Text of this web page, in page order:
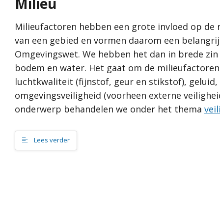
Proces
Rol van de gemeente
Relatie met andere visies
Contact
Waarden
DNA van
Water
Natuur en
Ambities
Milieufactoren hebben een grote invloed op
van een gebied en vormen daarom een
Omgevingswet. We hebben het dan in brede
bodem en water. Het gaat om de
luchtkwaliteit (fijnstof, geur en stikstof), geluid,
omgevingsveiligheid (voorheen externe
onderwerp behandelen we onder het thema
Lees verder